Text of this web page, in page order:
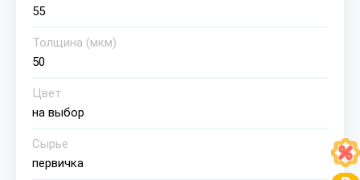
55
Толщина (мкм)
50
Цвет
на выбор
Сырье
первичка